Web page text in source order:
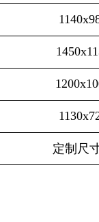
定制尺